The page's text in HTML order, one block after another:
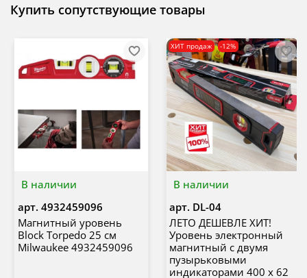
Купить сопутствующие товары
В наличии
арт. 4932459096
Магнитный уровень
Block Torpedo 25 см
Milwaukee 4932459096
В наличии
ХИТ продаж -12%
арт. DL-04
ЛЕТО ДЕШЕВЛЕ ХИТ!
Уровень электронный
магнитный с двумя
пузырьковыми
индикаторами 400 х 62